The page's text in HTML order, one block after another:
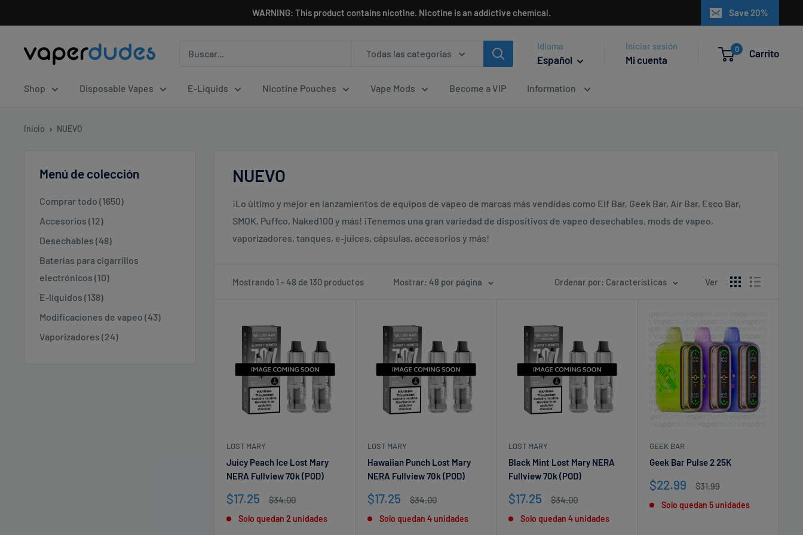
directamente
contenido
WARNING: This product contains nicotine. Nicotine is an addictive chemical. Save 20%
Vaperdudes Todas las categorias
Idioma
Español
Iniciar sesión
Mi cuenta
0 Carrito
Shop Disposable Vapes E-Liquids Nicotine Pouches Vape Mods Become a VIP Information
Inicio NUEVO
Menú de colección
Comprar todo (1650)
Accesorios (12)
Desechables (48)
Baterías para cigarrillos
electrónicos (10)
E-líquidos (138)
Modificaciones de vapeo (43)
Vaporizadores (24)
NUEVO
¡Lo último y mejor en lanzamientos de equipos de vapeo de marcas más vendidas como Elf Bar, Geek Bar, Air Bar, Esco Bar,
SMOK, Puffco, Naked100 y más! ¡Tenemos una gran variedad de dispositivos de vapeo desechables, mods de vapeo,
vaporizadores, tanques, e-juices, cápsulas, accesorios y más!
Mostrando 1 - 48 de 130 productos Mostrar: 48 por página Ordenar por: Características Ver
LOST MARY
Juicy Peach Ice Lost Mary
NERA Fullview 70k (POD)
Precio
venta
$17.25
Precio
$34.00
Solo quedan 2 unidades
LOST MARY
Hawaiian Punch Lost Mary
NERA Fullview 70k (POD)
Precio
venta
$17.25
Precio
$34.00
Solo quedan 4 unidades
LOST MARY
Black Mint Lost Mary NERA
Fullview 70k (POD)
Precio
venta
$17.25
Precio
$34.00
Solo quedan 4 unidades
GEEK BAR
Geek Bar Pulse 2 25K
Precio
venta
$22.99
Precio
$31.99
Solo quedan 5 unidades